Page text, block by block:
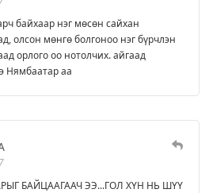
байхаар нэг мөсөн сайхан
олсон мөнгө болгоноо нэг бүрчлэн
орлого оо нотолчих. айгаад
Нямбаатар аа
БАЙЦААГААЧ ЭЭ...ГОЛ ХҮН НЬ ШҮҮ